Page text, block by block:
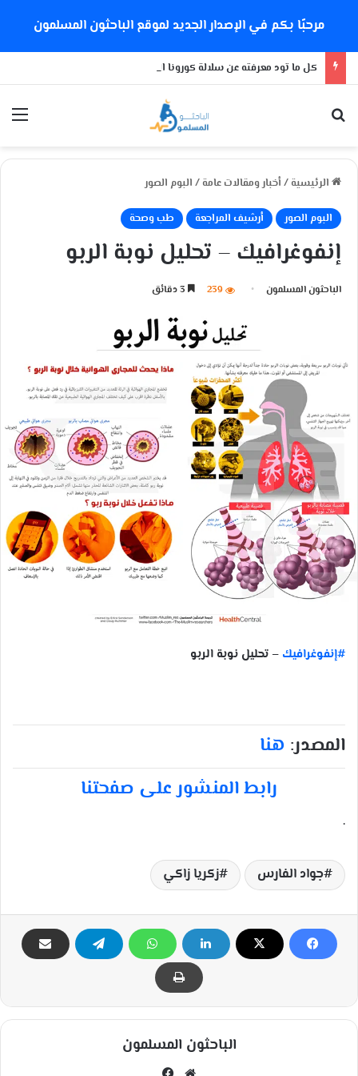
مرحبًا بكم في الإصدار الجديد لموقع الباحثون المسلمون
كل ما تود معرفته عن سلالة كورونا الجديدة
الرئيسية / أخبار ومقالات عامة / البوم الصور
البوم الصور أرشيف المراجعة طب وصحة
إنفوغرافيك – تحليل نوبة الربو
الباحثون المسلمون 239
#إنفوغرافيك – تحليل نوبة الربو
المصدر: هنا
رابط المنشور على صفحتنا
.
جواد الفارس زكريا زاكي
الباحثون المسلمون